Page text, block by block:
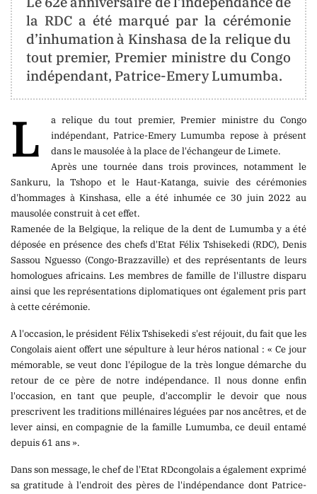
CONTACT
contact@berger-
media.info
ORIENTATION
La
Neutralité
Totale
Aucune
Tendance
Politique
PUBLICATION
la RDC a été marqué par la cérémonie
d’inhumation à Kinshasa de la relique du
tout premier, Premier ministre du Congo
indépendant, Patrice-Emery Lumumba.
L
a relique du tout premier, Premier ministre du Congo
indépendant, Patrice-Emery Lumumba repose à présent
dans le mausolée à la place de l'échangeur de Limete.
Après une tournée dans trois provinces, notamment le
Sankuru, la Tshopo et le Haut-Katanga, suivie des cérémonies
d'hommages à Kinshasa, elle a été inhumée ce 30 juin 2022 au
mausolée construit à cet effet.
Ramenée de la Belgique, la relique de la dent de Lumumba y a été
déposée en présence des chefs d'Etat Félix Tshisekedi (RDC), Denis
Sassou Nguesso (Congo-Brazzaville) et des représentants de leurs
homologues africains. Les membres de famille de l'illustre disparu
ainsi que les représentations diplomatiques ont également pris part
à cette cérémonie.
A l'occasion, le président Félix Tshisekedi s'est réjouit, du fait que les
Congolais aient offert une sépulture à leur héros national : « Ce jour
mémorable, se veut donc l'épilogue de la très longue démarche du
retour de ce père de notre indépendance. Il nous donne enfin
l'occasion, en tant que peuple, d'accomplir le devoir que nous
prescrivent les traditions millénaires léguées par nos ancêtres, et de
lever ainsi, en compagnie de la famille Lumumba, ce deuil entamé
depuis 61 ans ».
Dans son message, le chef de l'Etat RDcongolais a également exprimé
sa gratitude à l'endroit des pères de l'indépendance dont Patrice-